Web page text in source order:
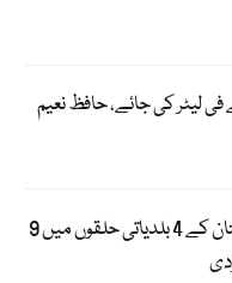
قیمت 228 روپے فی لیٹر کی جائے، حافظ نعیم
الیکشن کمیشن نے بلوچستان کے 4 بلدیاتی حلقوں میں 9